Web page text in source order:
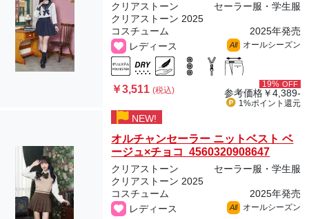
クリアストーン
セーラー服・学生服
クリアストーン 2025
コスチューム
2025年発売
レディース
All オールシーズン
￥3,511(税込)
19% OFF
参考価格￥4,389-
1%ポイント 還元
NEW!
オルチャンセーラー ニットベスト ベ
ージュ×チョコ 4560320908647
クリアストーン
セーラー服・学生服
クリアストーン 2025
コスチューム
2025年発売
レディース
All オールシーズン